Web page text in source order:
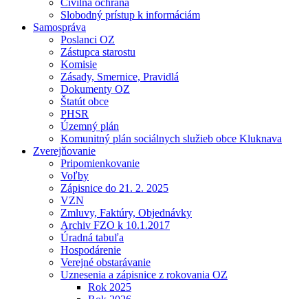
Civilná ochrana
Slobodný prístup k informáciám
Samospráva
Poslanci OZ
Zástupca starostu
Komisie
Zásady, Smernice, Pravidlá
Dokumenty OZ
Štatút obce
PHSR
Územný plán
Komunitný plán sociálnych služieb obce Kluknava
Zverejňovanie
Pripomienkovanie
Voľby
Zápisnice do 21. 2. 2025
VZN
Zmluvy, Faktúry, Objednávky
Archiv FZO k 10.1.2017
Úradná tabuľa
Hospodárenie
Verejné obstarávanie
Uznesenia a zápisnice z rokovania OZ
Rok 2025